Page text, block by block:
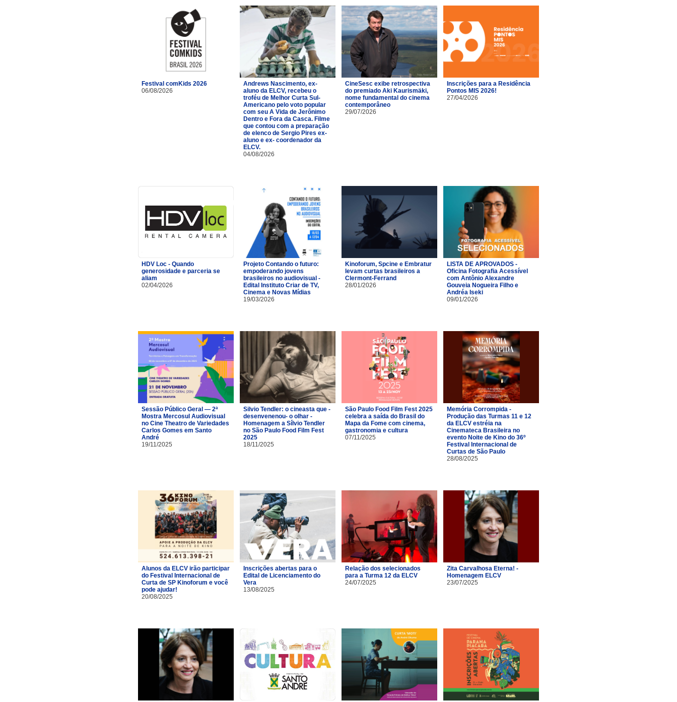
Festival comKids 2026
06/08/2026
Andrews Nascimento, ex-
aluno da ELCV, recebeu o
troféu de Melhor Curta Sul-
Americano pelo voto popular
com seu A Vida de Jerônimo
Dentro e Fora da Casca. Filme
que contou com a preparação
de elenco de Sergio Pires ex-
aluno e ex- coordenador da
ELCV.
04/08/2026
CineSesc exibe retrospectiva
do premiado Aki Kaurismäki,
nome fundamental do cinema
contemporâneo
29/07/2026
Inscrições para a Residência
Pontos MIS 2026!
27/04/2026
HDV Loc - Quando
generosidade e parceria se
aliam
02/04/2026
Projeto Contando o futuro:
empoderando jovens
brasileiros no audiovisual -
Edital Instituto Criar de TV,
Cinema e Novas Mídias
19/03/2026
Kinoforum, Spcine e Embratur
levam curtas brasileiros a
Clermont-Ferrand
28/01/2026
LISTA DE APROVADOS -
Oficina Fotografia Acessível
com Antônio Alexandre
Gouveia Nogueira Filho e
Andréa Iseki
09/01/2026
Sessão Público Geral — 2ª
Mostra Mercosul Audiovisual
no Cine Theatro de Variedades
Carlos Gomes em Santo
André
19/11/2025
Silvio Tendler: o cineasta que -
desenvenenou- o olhar -
Homenagem a Sílvio Tendler
no São Paulo Food Film Fest
2025
18/11/2025
São Paulo Food Film Fest 2025
celebra a saída do Brasil do
Mapa da Fome com cinema,
gastronomia e cultura
07/11/2025
Memória Corrompida -
Produção das Turmas 11 e 12
da ELCV estréia na
Cinemateca Brasileira no
evento Noite de Kino do 36º
Festival Internacional de
Curtas de São Paulo
28/08/2025
Alunos da ELCV irão participar
do Festival Internacional de
Curta de SP Kinoforum e você
pode ajudar!
20/08/2025
Inscrições abertas para o
Edital de Licenciamento do
Vera
13/08/2025
Relação dos selecionados
para a Turma 12 da ELCV
24/07/2025
Zita Carvalhosa Eterna! -
Homenagem ELCV
23/07/2025